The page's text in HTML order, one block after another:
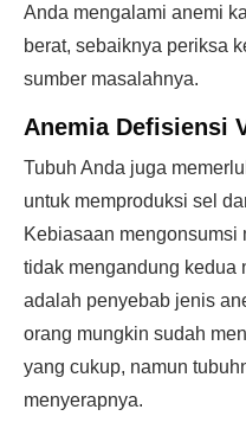
Anda mengalami anemi
berat, sebaiknya periksa
sumber masalahnya.
Anemia Defisiensi
Tubuh Anda juga
untuk memproduksi sel
Kebiasaan mengonsumsi
tidak mengandung kedua
adalah penyebab jenis
orang mungkin sudah
yang cukup, namun
menyerapnya.